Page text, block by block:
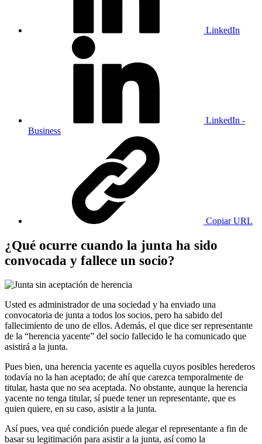
LinkedIn
LinkedIn -
Business
Copiar URL
¿Qué ocurre cuando la junta ha sido
convocada y fallece un socio?
Usted es administrador de una sociedad y ha enviado una
convocatoria de junta a todos los socios, pero ha sabido del
fallecimiento de uno de ellos. Además, el que dice ser representante
de la “herencia yacente” del socio fallecido le ha comunicado que
asistirá a la junta.
Pues bien, una herencia yacente es aquella cuyos posibles herederos
todavía no la han aceptado; de ahí que carezca temporalmente de
titular, hasta que no sea aceptada. No obstante, aunque la herencia
yacente no tenga titular, sí puede tener un representante, que es
quien quiere, en su caso, asistir a la junta.
Así pues, vea qué condición puede alegar el representante a fin de
basar su legitimación para asistir a la junta, así como la